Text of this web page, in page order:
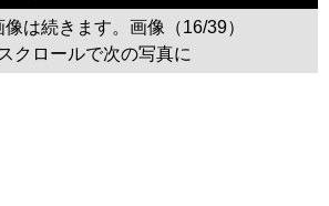
像は続きます。画像（16/39）
クロールで次の写真に